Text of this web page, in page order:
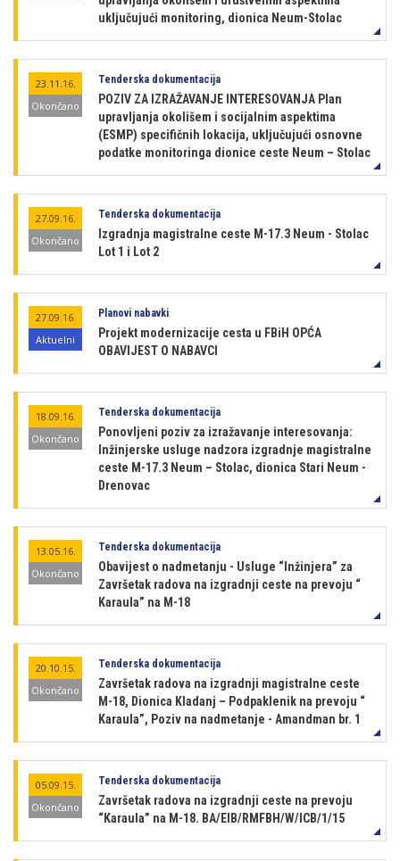
uključujući monitoring, dionica Neum-Stolac
23.11.16.
Okončano
Tenderska dokumentacija
POZIV ZA IZRAŽAVANJE INTERESOVANJA Plan
upravljanja okolišem i socijalnim aspektima
(ESMP) specifičnih lokacija, uključujući osnovne
podatke monitoringa dionice ceste Neum – Stolac
27.09.16.
Okončano
Tenderska dokumentacija
Izgradnja magistralne ceste M-17.3 Neum - Stolac
Lot 1 i Lot 2
27.09.16.
Aktuelni
Planovi nabavki
Projekt modernizacije cesta u FBiH OPĆA
OBAVIJEST O NABAVCI
18.09.16.
Okončano
Tenderska dokumentacija
Ponovljeni poziv za izražavanje interesovanja:
Inžinjerske usluge nadzora izgradnje magistralne
ceste M-17.3 Neum – Stolac, dionica Stari Neum -
Drenovac
13.05.16.
Okončano
Tenderska dokumentacija
Obavijest o nadmetanju - Usluge “Inžinjera” za
Završetak radova na izgradnji ceste na prevoju “
Karaula” na M-18
20.10.15.
Okončano
Tenderska dokumentacija
Završetak radova na izgradnji magistralne ceste
M-18, Dionica Kladanj – Podpaklenik na prevoju “
Karaula”, Poziv na nadmetanje - Amandman br. 1
05.09.15.
Okončano
Tenderska dokumentacija
Završetak radova na izgradnji ceste na prevoju
“Karaula” na M-18. BA/EIB/RMFBH/W/ICB/1/15